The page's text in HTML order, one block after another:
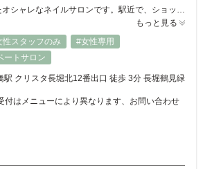
癒しをコンセプトとしたオシャレなネイルサロンです。駅近で、ショッピングや仕事帰りにも便利です。カルジェルのディプロマやJNA１級を持った経験豊富なスタッフが揃い、何度もリピートして頂きたいので低価格で提供しております。
もっと見る
性スタッフのみ
#女性専用
ートサロン
駅 クリスタ長堀北12番出口 徒歩 3分 長堀鶴見緑
付はメニューにより異なります、お問い合わせ